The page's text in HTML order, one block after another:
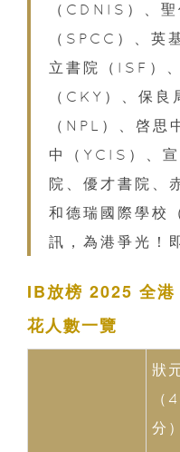
（CDNIS）、
（SPCC）、英
立書院（ISF）
（CKY）、保良
（NPL）、啓思
中（YCIS）、
院、優才書院、
和德瑞國際學校
訊，為港爭光！
IB放榜 2025 全港
花人數一覽
狀
（
分）